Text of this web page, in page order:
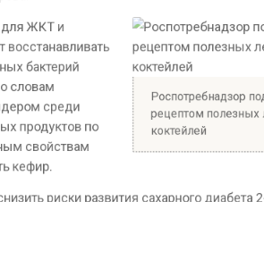
Кому полезны кефир, ряженка, йогурт, каймак, мацони, кумыс и другие
Мансурова.
Роспотребнадзор поделился
рецептом полезных летних
коктейлей
полезны для ЖКТ и
восстанавливать
По словам
продуктов по
своим полезным свойствам
ускоряет регенерацию поврежденной кожи. Йогурт полезен тем, кто
остеопорозом, но его нужно употреблять регулярно,